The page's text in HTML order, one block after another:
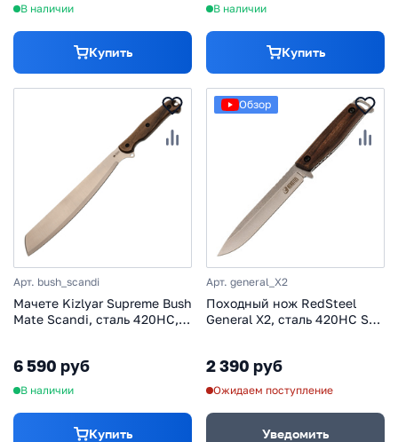
В наличии
Купить
В наличии
Купить
Арт. bush_scandi
Мачете Kizlyar Supreme Bush
Mate Scandi, сталь 420HC,
6 590 руб
В наличии
Купить
Обзор
Арт. general_X2
Походный нож RedSteel
General X2, сталь 420HC SW,
2 390 руб
Ожидаем поступление
Уведомить